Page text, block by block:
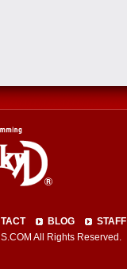
BLOG STAFF
All Rights Reserved.